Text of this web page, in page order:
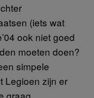
(iets wat
ook niet goed
moeten doen?
simpele
Legioen zijn er
graag